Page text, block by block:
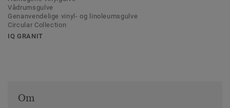
Vådrumsgulve
Genanvendelige vinyl- og linoleumsgulve
Circular Collection
IQ GRANIT
Om